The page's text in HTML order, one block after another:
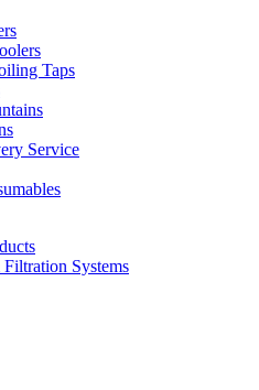
Taps
Service
Systems